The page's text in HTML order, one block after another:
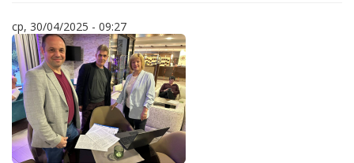
ср, 30/04/2025 - 09:27